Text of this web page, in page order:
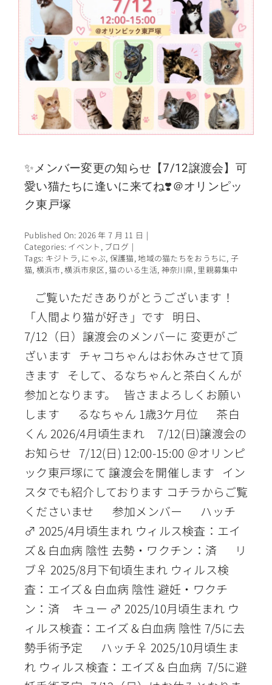
✨メンバー変更の知らせ【7/12譲渡会】可
愛い猫たちに逢いに来てね❣️＠オリンピッ
ク東戸塚
Published On: 2026 年 7 月 11 日 |
Categories: イベント , ブログ |
Tags: キジトラ, にゃぶ, 保護猫,地域の猫たちをおうちに,子
猫, 横浜市,横浜市泉区,猫のいる生活, 神奈川県, 里親募集中
ご覧いただきありがとうございます！
「人間より猫が好き」です 明日、
7/12（日）譲渡会のメンバーに 変更がご
ざいます チャコちゃんはお休みさせて頂
きます そして、るなちゃんと茶白くんが
参加となります。 皆さまよろしくお願い
します るなちゃん 1歳3ケ月位 茶白
くん 2026/4月頃生まれ 7/12(日)譲渡会の
お知らせ 7/12(日) 12:00-15:00 ＠オリンピ
ック東戸塚にて 譲渡会を開催します イン
スタでも紹介しております コチラからご覧
くださいませ 参加メンバー ハッチ
♂ 2025/4月頃生まれ ウィルス検査：エイ
ズ＆白血病 陰性 去勢・ワクチン：済 リ
ブ♀ 2025/8月下旬頃生まれ ウィルス検
査：エイズ＆白血病 陰性 避妊・ワクチ
ン：済 キュー ♂ 2025/10月頃生まれ ウ
ィルス検査：エイズ＆白血病 陰性 7/5に去
勢手術予定 ハッチ♀ 2025/10月頃生ま
れ ウィルス検査：エイズ＆白血病 7/5に避